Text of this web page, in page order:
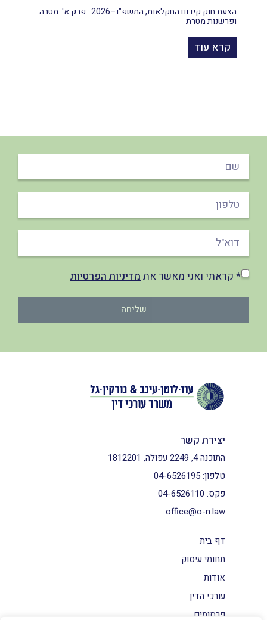
הצעת חוק קידום החקלאות, התשפ"ו–2026 פרק א': מטרה
ופרשנות מטרת
קרא עוד
* קראתי ואני מאשר אתמדיניות הפרטיות
שליחה
דף בית
תחומי עיסוק
אודות
עורכי הדין
פרסומים
יצירת קשר
התוכנה 4, 2249 עפולה, 1812201
טלפון:04-6526195
פקס: 04-6526110
office@o-n.law